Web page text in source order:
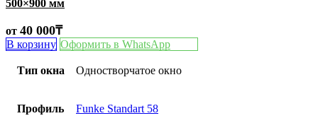
500×900 мм
от 40 000₸
В корзину Оформить в WhatsApp
Тип окна Одностворчатое окно
Профиль Funke Standart 58